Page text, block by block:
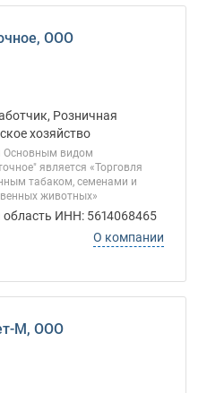
ООО
Розничная
хозяйство
Основным видом
является «Торговля
табаком, семенами и
животных»
область ИНН: 5614068465
О компании
М, ООО